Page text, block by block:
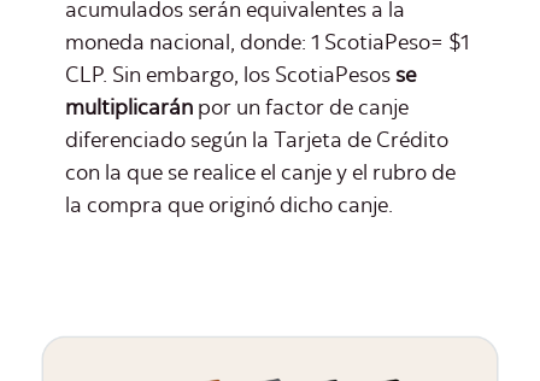
acumulados serán equivalentes a la
moneda nacional, donde: 1 ScotiaPeso= $1
CLP. Sin embargo, los ScotiaPesos se
multiplicarán por un factor de canje
diferenciado según la Tarjeta de Crédito
con la que se realice el canje y el rubro de
la compra que originó dicho canje.